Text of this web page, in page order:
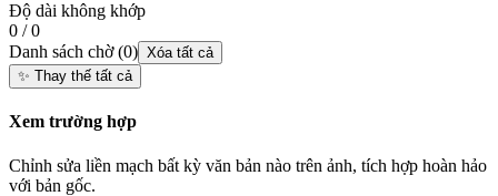
Độ dài không khớp
0 / 0
Danh sách chờ(0) Xóa tất cả
✨ Thay thế tất cả
Xem trường hợp
Chỉnh sửa liền mạch bất kỳ văn bản nào trên ảnh, tích hợp hoàn hảo
với bản gốc.